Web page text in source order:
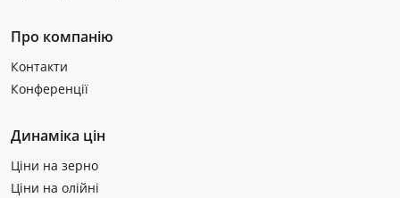
Про компанію
Контакти
Конференції
Динаміка цін
Ціни на зерно
Ціни на олійні